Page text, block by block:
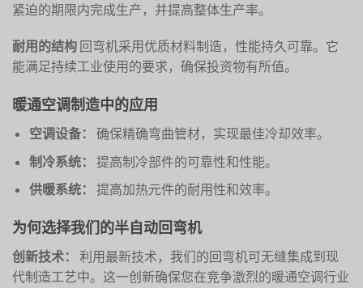
紧迫的期限内完成生产，并提高整体生产率。
耐用的结构 回弯机采用优质材料制造，性能持久可靠。它
能满足持续工业使用的要求，确保投资物有所值。
暖通空调制造中的应用
空调设备：
确保精确弯曲管材，实现最佳冷却效率。
制冷系统：
提高制冷部件的可靠性和性能。
供暖系统：
提高加热元件的耐用性和效率。
为何选择我们的半自动回弯机
创新技术：
利用最新技术，我们的回弯机可无缝集成到现
代制造工艺中。这一创新确保您在竞争激烈的暖通空调行业